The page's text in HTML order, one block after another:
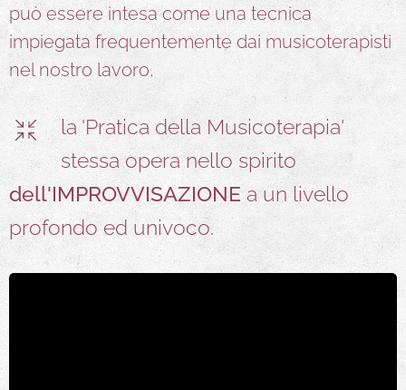
può essere intesa come una tecnica
impiegata frequentemente dai musicoterapisti
nel nostro lavoro,
la 'Pratica della Musicoterapia'
stessa opera nello spirito
dell'IMPROVVISAZIONE a un livello
profondo ed univoco.